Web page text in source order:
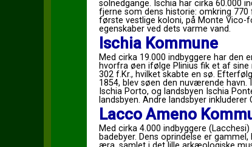
solnedgange. Ischia har cirka 60.000
fjerne som dens historie: omkring 770
første vestlige koloni, på Monte
egenskaber ved dets varme vand.
Ischia Kommune
Med cirka 19.000 indbyggere har den
hvorfra øen ifølge Plinius fik et af
302 f.Kr., hvilket skabte en sø.
1854, blev søen den nuværende
Ischia Porto, og landsbyen Ischia
landsbyen. Andre landsbyer
Lacco Ameno
Med cirka 4.000 indbyggere
badebyer. Dens oprindelse er